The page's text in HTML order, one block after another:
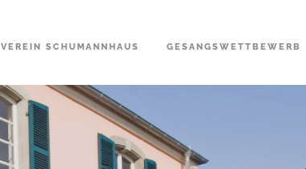
VEREIN SCHUMANNHAUS GESANGSWETTBEWERB